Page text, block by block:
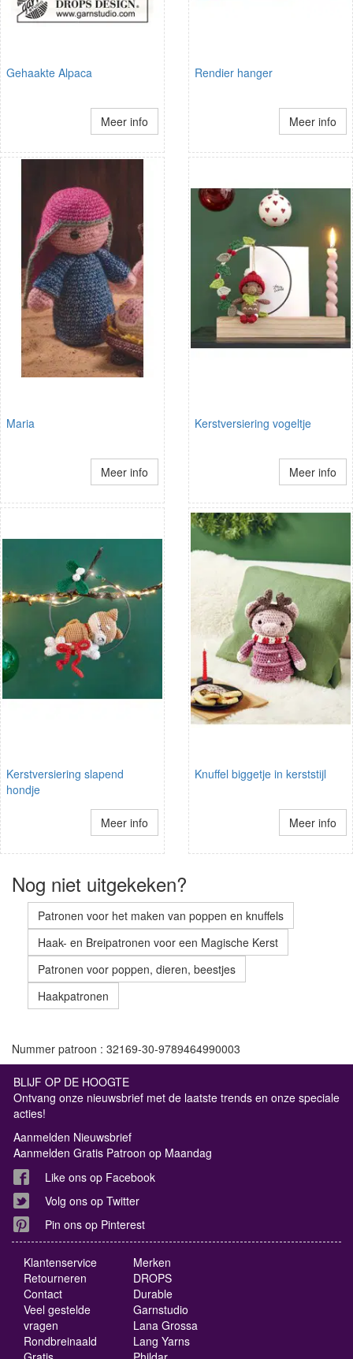
Gehaakte Alpaca
Meer info
Rendier hanger
Meer info
Maria
Meer info
Kerstversiering vogeltje
Meer info
Kerstversiering slapend
hondje
Meer info
Knuffel biggetje in kerststijl
Meer info
Nog niet uitgekeken?
Patronen voor het maken van poppen en knuffels
Haak- en Breipatronen voor een Magische Kerst
Patronen voor poppen, dieren, beestjes
Haakpatronen
Nummer patroon : 32169-30-9789464990003
BLIJF OP DE HOOGTE
Ontvang onze nieuwsbrief met de laatste trends en onze speciale
acties!
Aanmelden Nieuwsbrief
Aanmelden Gratis Patroon op Maandag
Like ons op Facebook
Volg ons op Twitter
Pin ons op Pinterest
Klantenservice
Retourneren
Contact
Veel gestelde
vragen
Rondbreinaald
Merken
DROPS
Durable
Garnstudio
Lana Grossa
Lang Yarns